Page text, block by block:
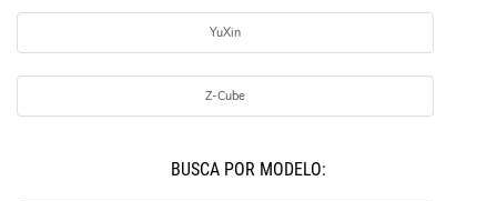
YuXin
Z-Cube
BUSCÁ POR MODELO: